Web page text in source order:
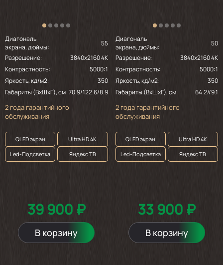
Диагональ
экрана, дюймы:
55
Разрешение:
3840x2160 4K
Контрастность:
5000:1
Яркость, кд/м2:
350
Габариты (ВхШхГ), см 70.9/122.6/8.9
2 года гарантийного
обслуживания
QLED экран
Ultra HD 4K
Led-Подсветка
Яндекс ТВ
39 900 ₽
В корзину
Диагональ
экрана, дюймы:
50
Разрешение:
3840x2160 4K
Контрастность:
5000:1
Яркость, кд/м2:
350
Габариты (ВхШхГ), см
64.2//9.1
2 года гарантийного
обслуживания
QLED экран
Ultra HD 4K
Led-Подсветка
Яндекс ТВ
33 900 ₽
В корзину